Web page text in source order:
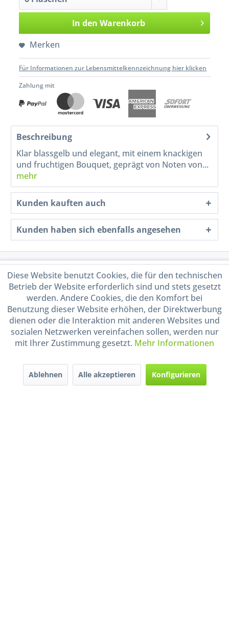
In den Warenkorb
Merken
Für Informationen zur Lebensmittelkennzeichnung hier klicken
Zahlung mit
Beschreibung
Klar blassgelb und elegant, mit einem knackigen
und fruchtigen Bouquet, geprägt von Noten von...
mehr
Kunden kauften auch
Kunden haben sich ebenfalls angesehen
Service Hotline
Shop Service
Informationen
Handel mit BIO-Weinen
durch DE-ÖKO-009
Diese Website benutzt Cookies, die für den technischen
Betrieb der Website erforderlich sind und stets gesetzt
werden. Andere Cookies, die den Komfort bei
Benutzung dieser Website erhöhen, der Direktwerbung
dienen oder die Interaktion mit anderen Websites und
sozialen Netzwerken vereinfachen sollen, werden nur
mit Ihrer Zustimmung gesetzt. Mehr Informationen
Ablehnen Alle akzeptieren Konfigurieren